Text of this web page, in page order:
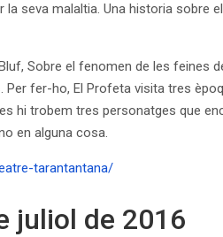
seva malaltia. Una historia
Sobre el fenomen de les feines
fer-ho, El Profeta visita tres
hi trobem tres personatges que
en alguna cosa.
tarantantana/
juliol de 2016